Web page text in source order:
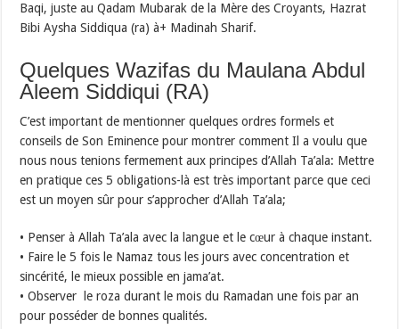
Baqi, juste au Qadam Mubarak de la Mère des Croyants, Hazrat
Bibi Aysha Siddiqua (ra) à+ Madinah Sharif.
Quelques Wazifas du Maulana Abdul
Aleem Siddiqui (RA)
C’est important de mentionner quelques ordres formels et
conseils de Son Eminence pour montrer comment Il a voulu que
nous nous tenions fermement aux principes d’Allah Ta’ala: Mettre
en pratique ces 5 obligations-là est très important parce que ceci
est un moyen sûr pour s’approcher d’Allah Ta’ala;
• Penser à Allah Ta’ala avec la langue et le cœur à chaque instant.
• Faire le 5 fois le Namaz tous les jours avec concentration et
sincérité, le mieux possible en jama’at.
• Observer le roza durant le mois du Ramadan une fois par an
pour posséder de bonnes qualités.